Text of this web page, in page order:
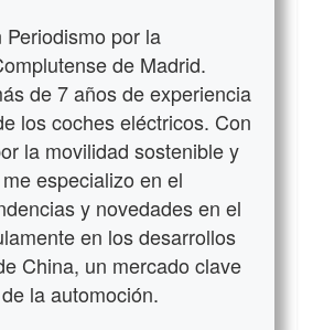
Periodismo por la
de Madrid.
de 7 años de experiencia
los coches eléctricos. Con
la movilidad sostenible y
especializo en el
y novedades en el
en los desarrollos
China, un mercado clave
la automoción.